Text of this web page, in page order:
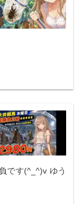
です(^_^)v ゆう